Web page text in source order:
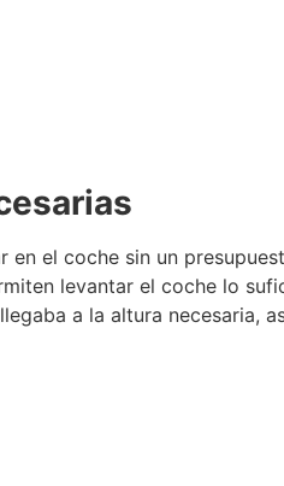
el coche sin un
levantar el coche lo
a la altura necesaria,